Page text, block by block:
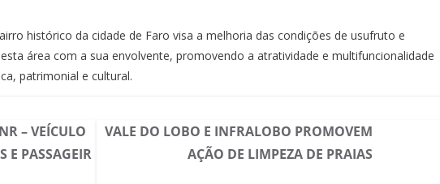
histórico da cidade de Faro visa a melhoria das condições de usufruto e
área com a sua envolvente, promovendo a atratividade e multifuncionalidade
patrimonial e cultural.
– VEÍCULO
E PASSAGEIR
VALE DO LOBO E INFRALOBO PROMOVEM
AÇÃO DE LIMPEZA DE PRAIAS